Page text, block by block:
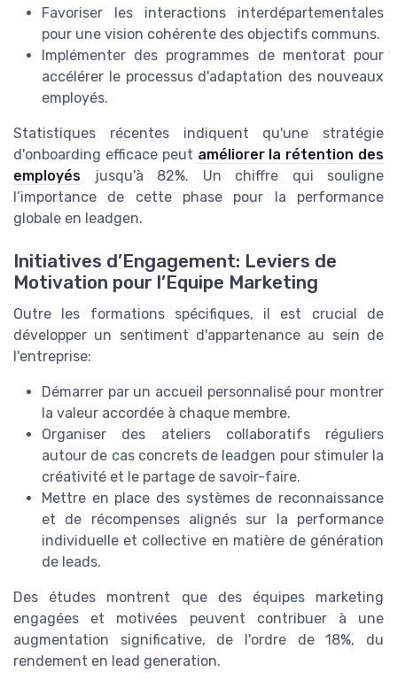
Favoriser les interactions interdépartementales
pour une vision cohérente des objectifs communs.
Implémenter des programmes de mentorat pour
accélérer le processus d'adaptation des nouveaux
employés.
Statistiques récentes indiquent qu'une stratégie
d'onboarding efficace peut améliorer la rétention des
employés jusqu'à 82%. Un chiffre qui souligne
l’importance de cette phase pour la performance
globale en leadgen.
Initiatives d’Engagement: Leviers de
Motivation pour l’Equipe Marketing
Outre les formations spécifiques, il est crucial de
développer un sentiment d'appartenance au sein de
l'entreprise:
Démarrer par un accueil personnalisé pour montrer
la valeur accordée à chaque membre.
Organiser des ateliers collaboratifs réguliers
autour de cas concrets de leadgen pour stimuler la
créativité et le partage de savoir-faire.
Mettre en place des systèmes de reconnaissance
et de récompenses alignés sur la performance
individuelle et collective en matière de génération
de leads.
Des études montrent que des équipes marketing
engagées et motivées peuvent contribuer à une
augmentation significative, de l'ordre de 18%, du
rendement en lead generation.